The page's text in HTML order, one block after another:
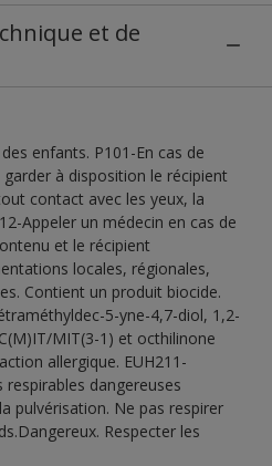
et de
enfants. P101-En cas de
à disposition le récipient
contact avec les yeux, la
Appeler un médecin en cas de
et le récipient
locales, régionales,
Contient un produit biocide.
5-yne-4,7-diol, 1,2-
MIT(3-1) et octhilinone
allergique. EUH211-
dangereuses
pulvérisation. Ne pas respirer
Respecter les